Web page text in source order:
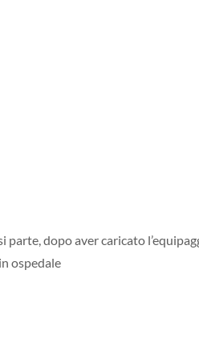
parte, dopo aver caricato
ospedale